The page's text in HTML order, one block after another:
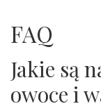
FAQ
Jakie są
owoce i